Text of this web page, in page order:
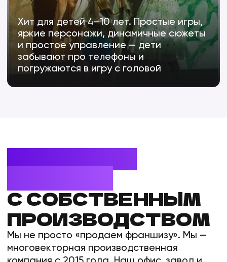
Производим аттракционы, ПО
Никаких посредников
РЕЗИДЕНТ
«СКОЛКОВО»
Технологии прошли строгий
отбор инновационного центра